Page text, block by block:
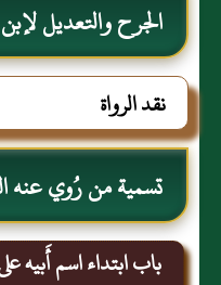
الجرح والتعديل
نقد الرواة
تسمية من رُوي عنه
باب ابتداء اسم أَبيه